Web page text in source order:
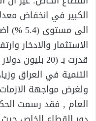
الكبير في انخفاض
الى
الاستثمار والادخار
قدرت بـ (20
التنمية في العراق
ولغرض مواجهة